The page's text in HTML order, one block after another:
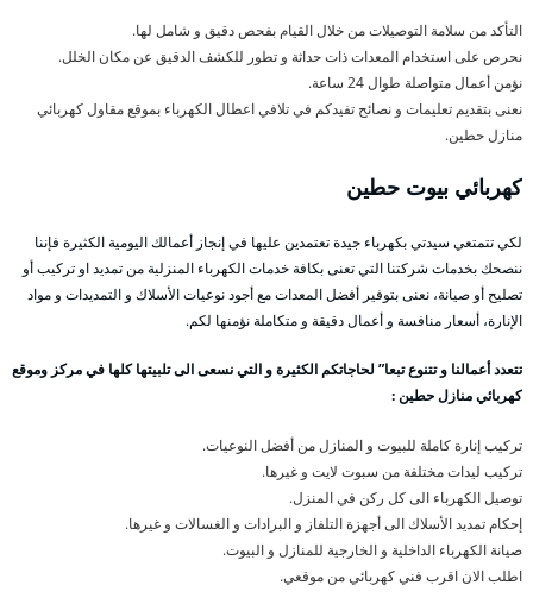
التأكد من سلامة التوصيلات من خلال القيام بفحص دقيق و شامل لها.
نحرص على استخدام المعدات ذات حداثة و تطور للكشف الدقيق عن مكان الخلل.
نؤمن أعمال متواصلة طوال 24 ساعة.
نعنى بتقديم تعليمات و نصائح تفيدكم في تلافي اعطال الكهرباء بموقع مقاول كهربائي
منازل حطين.
كهربائي بيوت حطين
لكي تتمتعي سيدتي بكهرباء جيدة تعتمدين عليها في إنجاز أعمالك اليومية الكثيرة فإننا
ننصحك بخدمات شركتنا التي تعنى بكافة خدمات الكهرباء المنزلية من تمديد او تركيب أو
تصليح أو صيانة، نعنى بتوفير أفضل المعدات مع أجود نوعيات الأسلاك و التمديدات و مواد
الإنارة، أسعار منافسة و أعمال دقيقة و متكاملة نؤمنها لكم.
تتعدد أعمالنا و تتنوع تبعا” لحاجاتكم الكثيرة و التي نسعى الى تلبيتها كلها في مركز وموقع
كهربائي منازل حطين :
تركيب إنارة كاملة للبيوت و المنازل من أفضل النوعيات.
تركيب ليدات مختلفة من سبوت لايت و غيرها.
توصيل الكهرباء الى كل ركن في المنزل.
إحكام تمديد الأسلاك الى أجهزة التلفاز و البرادات و الغسالات و غيرها.
صيانة الكهرباء الداخلية و الخارجية للمنازل و البيوت.
اطلب الان اقرب فني كهربائي من موقعي.